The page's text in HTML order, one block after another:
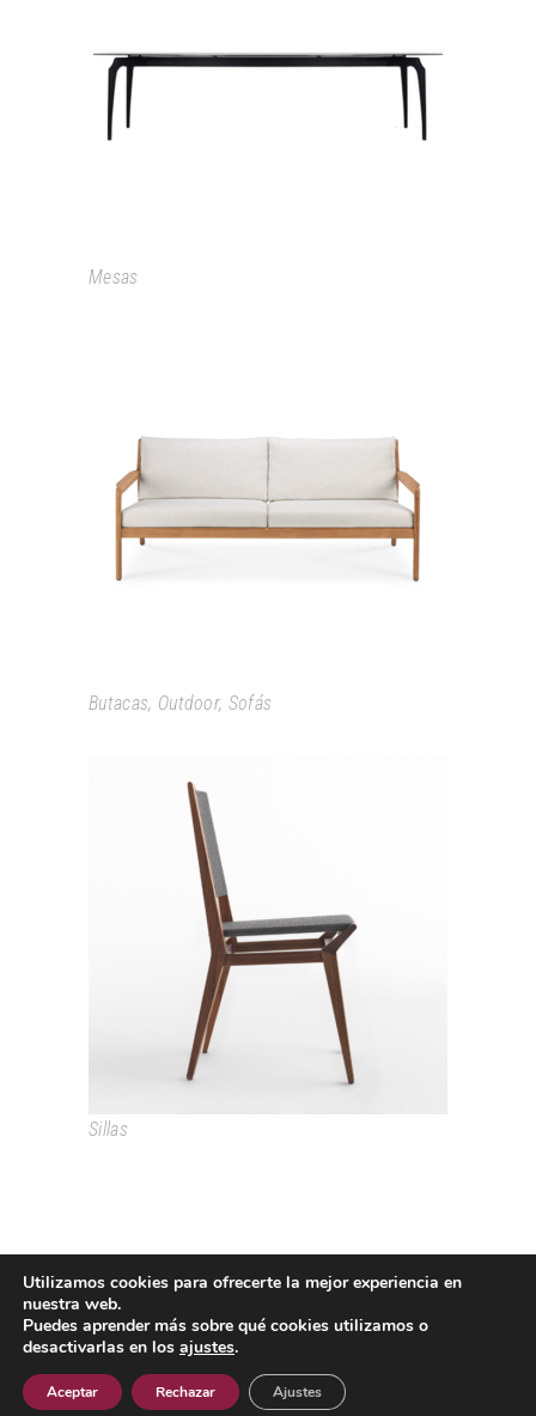
Mesas
JACK OUTDOOR
Butacas, Outdoor, Sofás
TRIBECA
Sillas
Passeig Colom, 18 08002 Barcelona T. +34 933193361
espai@grao.info
Aviso LegalI Política de privacidadIPolítica de cookies
Utilizamos cookies para ofrecerte la mejor experiencia en
nuestra web.
Puedes aprender más sobre qué cookies utilizamos o
desactivarlas en los ajustes.
Aceptar Rechazar Ajustes